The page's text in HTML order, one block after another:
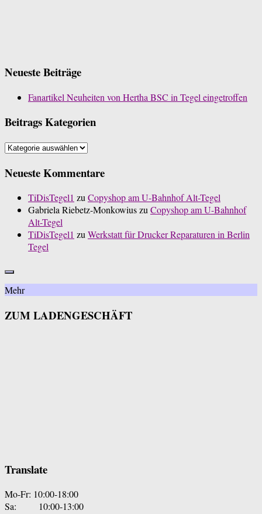
Neueste Beiträge
Fanartikel Neuheiten von Hertha BSC in Tegel eingetroffen
Beitrags Kategorien
Beitrags
Neueste Kommentare
TiDisTegel1 zuCopyshop am U-Bahnhof Alt-Tegel
Gabriela Riebetz-MonkowiuszuCopyshop am U-Bahnhof
Alt-Tegel
TiDisTegel1 zuWerkstatt für Drucker Reparaturen in Berlin
Tegel
Mehr
ZUM LADENGESCHÄFT
Translate
Mo-Fr: 10:00-18:00
Sa: 10:00-13:00